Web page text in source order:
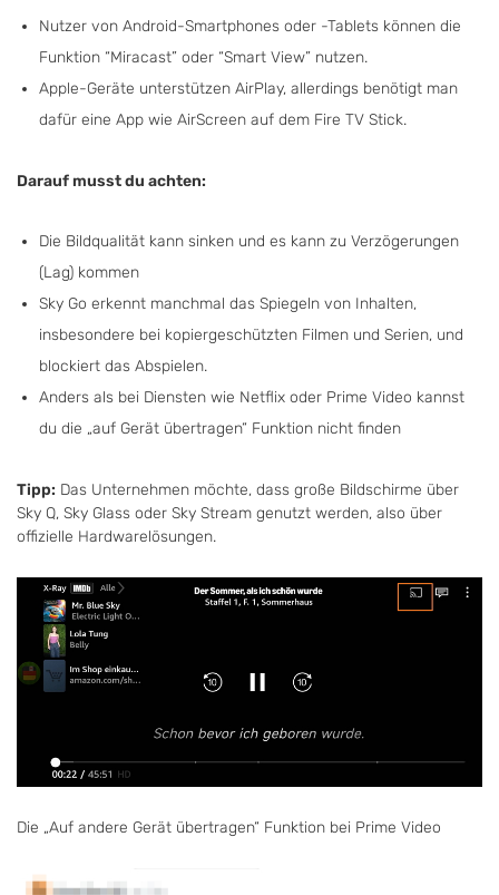
Nutzer von Android-Smartphones oder -Tablets können die
Funktion “Miracast” oder “Smart View” nutzen.
Apple-Geräte unterstützen AirPlay, allerdings benötigt man
dafür eine App wie AirScreen auf dem Fire TV Stick.
Darauf musst du achten:
Die Bildqualität kann sinken und es kann zu Verzögerungen
(Lag) kommen
Sky Go erkennt manchmal das Spiegeln von Inhalten,
insbesondere bei kopiergeschützten Filmen und Serien, und
blockiert das Abspielen.
Anders als bei Diensten wie Netflix oder Prime Video kannst
du die „auf Gerät übertragen“ Funktion nicht finden
Tipp: Das Unternehmen möchte, dass große Bildschirme über
Sky Q, Sky Glass oder Sky Stream genutzt werden, also über
offizielle Hardwarelösungen.
Die „Auf andere Gerät übertragen“ Funktion bei Prime Video